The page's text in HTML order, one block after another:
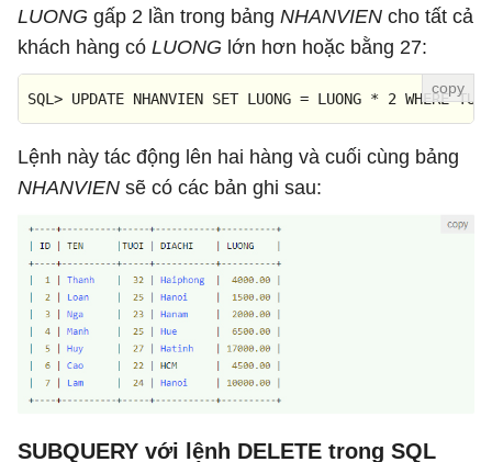
LUONG gấp 2 lần trong bảng NHANVIEN cho tất cả
khách hàng có LUONG lớn hơn hoặc bằng 27:
SQL > UPDATE NHANVIEN SET LUONG = LUONG * 2 WHERE
Lệnh này tác động lên hai hàng và cuối cùng bảng
NHANVIEN sẽ có các bản ghi sau:
SUBQUERY với lệnh DELETE trong SQL